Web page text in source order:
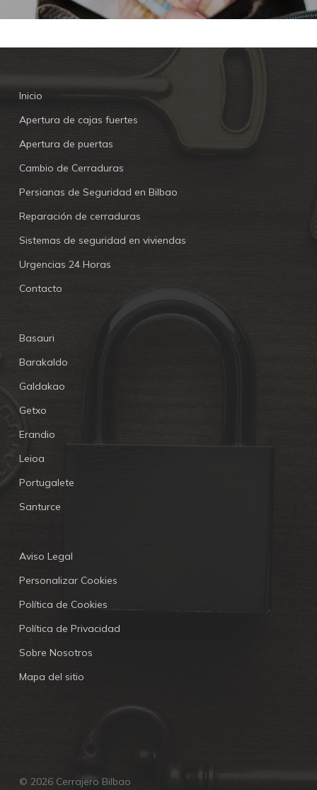
Inicio
Apertura de cajas fuertes
Apertura de puertas
Cambio de Cerraduras
Persianas de Seguridad en Bilbao
Reparación de cerraduras
Sistemas de seguridad en viviendas
Urgencias 24 Horas
Contacto
Basauri
Barakaldo
Galdakao
Getxo
Erandio
Leioa
Portugalete
Santurce
Aviso Legal
Personalizar Cookies
Política de Cookies
Política de Privacidad
Sobre Nosotros
Mapa del sitio
© 2026 Cerrajero Bilbao